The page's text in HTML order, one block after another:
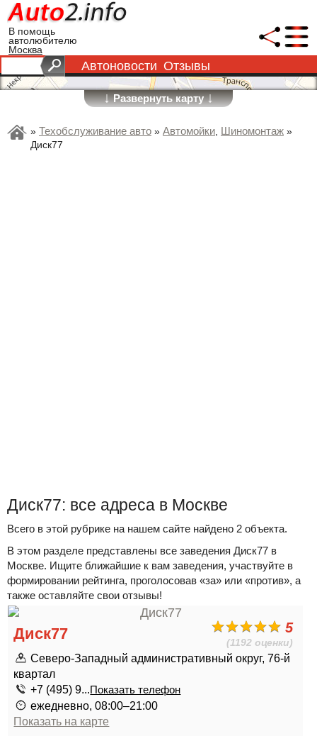
В помощь
автолюбителю
Москва
Автоновости Отзывы
↓Развернуть карту↓
» Техобслуживание авто » Автомойки, Шиномонтаж »
Диск77
Диск77: все адреса в Москве
Всего в этой рубрике на нашем сайте найдено 2 объекта.
В этом разделе представлены все заведения Диск77 в
Москве. Ищите ближайшие к вам заведения, участвуйте в
формировании рейтинга, проголосовав «за» или «против», а
также оставляйте свои отзывы!
5
(1192 оценки)
Диск77
Северо-Западный административный округ, 76-й
квартал
+7 (495) 9...Показать телефон
ежедневно, 08:00–21:00
Показать на карте